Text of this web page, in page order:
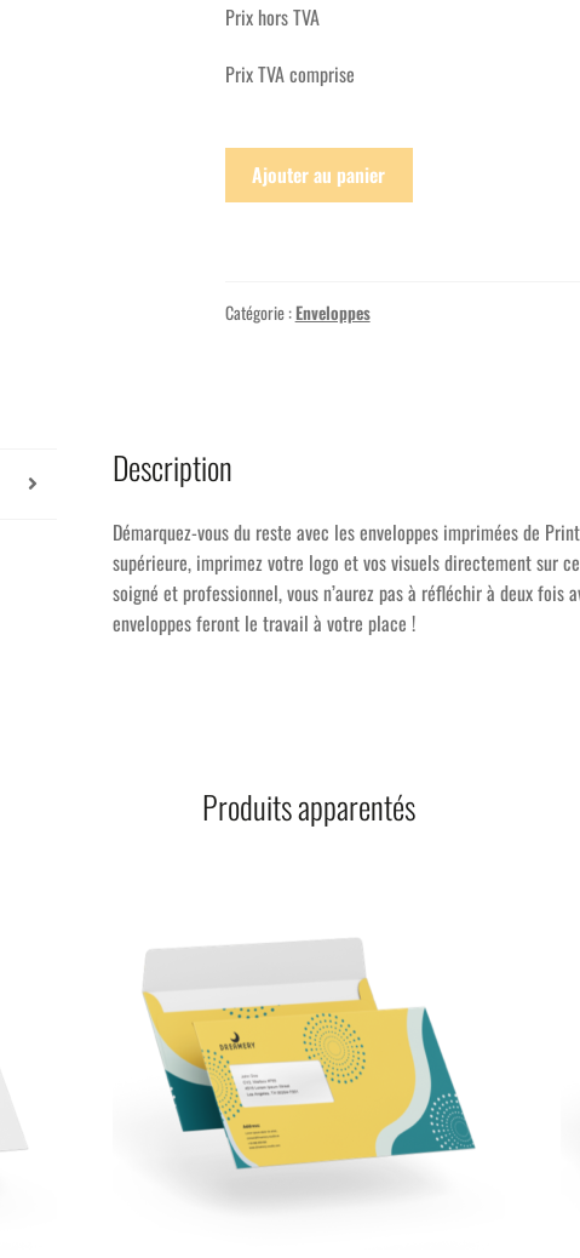
Prix hors TVA
Prix TVA comprise
Ajouter au panier
Catégorie :Enveloppes
Description
Démarquez-vous du reste avec les enveloppes imprimées de
supérieure, imprimez votre logo et vos visuels directement sur
soigné et professionnel, vous n’aurez pas à réfléchir à deux fois
enveloppes feront le travail à votre place !
Produits apparentés